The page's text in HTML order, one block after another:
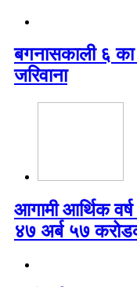
बगनासकाली ६
जरिवाना
आगामी आर्थिक
४७ अर्ब ५७